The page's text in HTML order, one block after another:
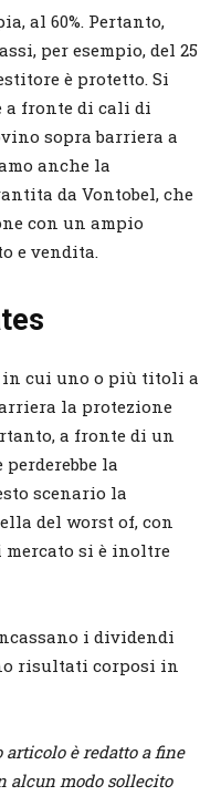
al 60%. Pertanto,
per esempio, del 25
è protetto. Si
a fronte di cali di
sopra barriera a
anche la
da Vontobel, che
con un ampio
e vendita.
in cui uno o più titoli a
la protezione
a fronte di un
la
scenario la
del worst of, con
si è inoltre
i dividendi
risultati corposi in
articolo è redatto a fine
alcun modo sollecito